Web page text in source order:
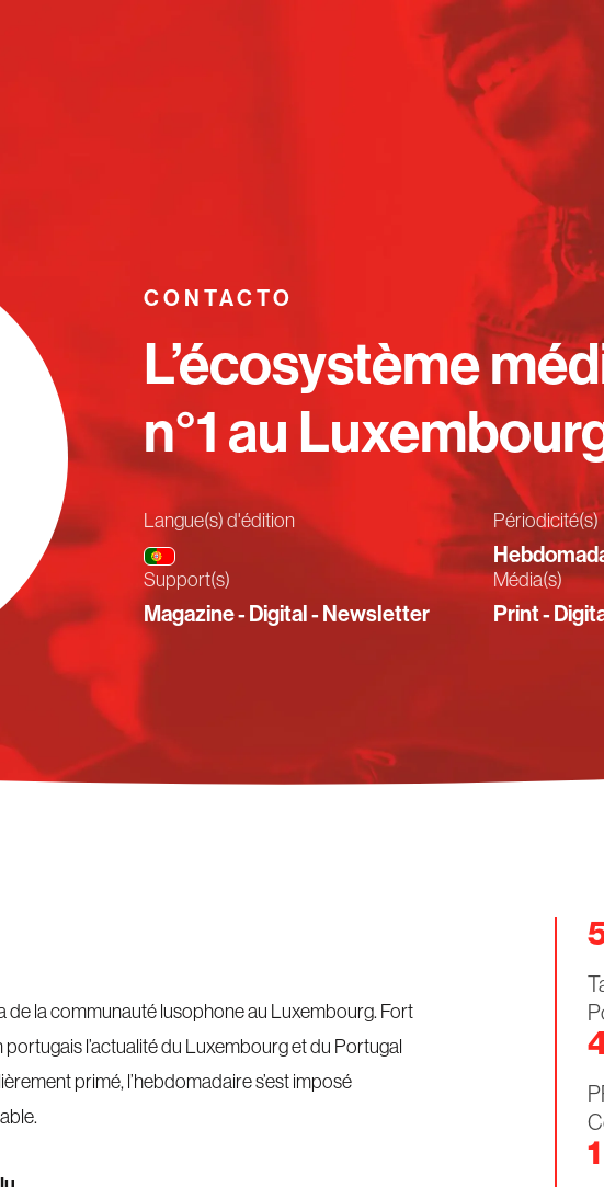
CONTACTO
L’écosystème
n°1 au
Langue(s) d'édition
pt
Périodicité(s)
Support(s)
Magazine - Digital - Newsletter
Média(s)
Print -
de la communauté lusophone au Luxembourg. Fort
l’actualité du Luxembourg et du Portugal
primé, l’hebdomadaire s’est imposé